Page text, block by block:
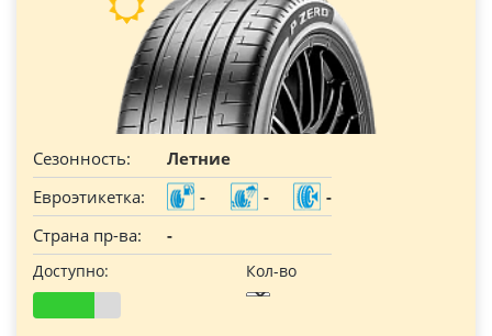
Сезонность:
Летние
Евроэтикетка:
- -
-
Страна пр-ва:
-
Доступно: Кол-во